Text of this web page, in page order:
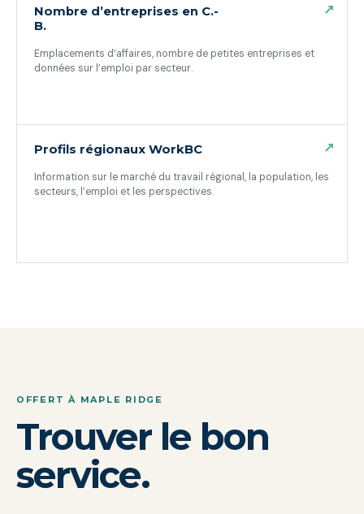
Nombre d’entreprises en C.-
B.
Emplacements d’affaires, nombre de petites entreprises et
données sur l’emploi par secteur.
↗
Profils régionaux WorkBC
Information sur le marché du travail régional, la population, les
secteurs, l’emploi et les perspectives.
↗
OFFERT À MAPLE RIDGE
Trouver le bon
service.